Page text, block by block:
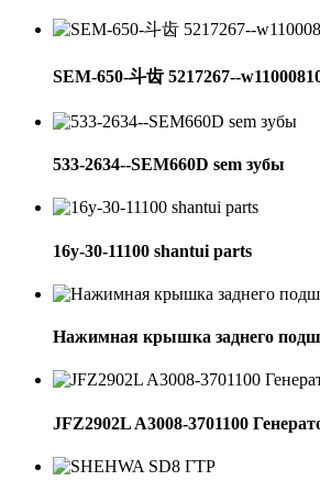
SEM-650-斗齿 5217267--
533-2634--SEM660D sem зубы
16y-30-11100 shantui parts
Нажимная крышка заднего
JFZ2902L A3008-3701100